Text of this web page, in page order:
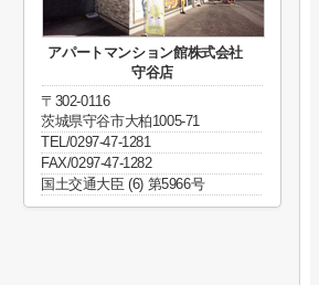
アパートマンション館株式会社
守谷店
〒302-0116
茨城県守谷市大柏1005-71
TEL/0297-47-1281
FAX/0297-47-1282
国土交通大臣 (6) 第5966号